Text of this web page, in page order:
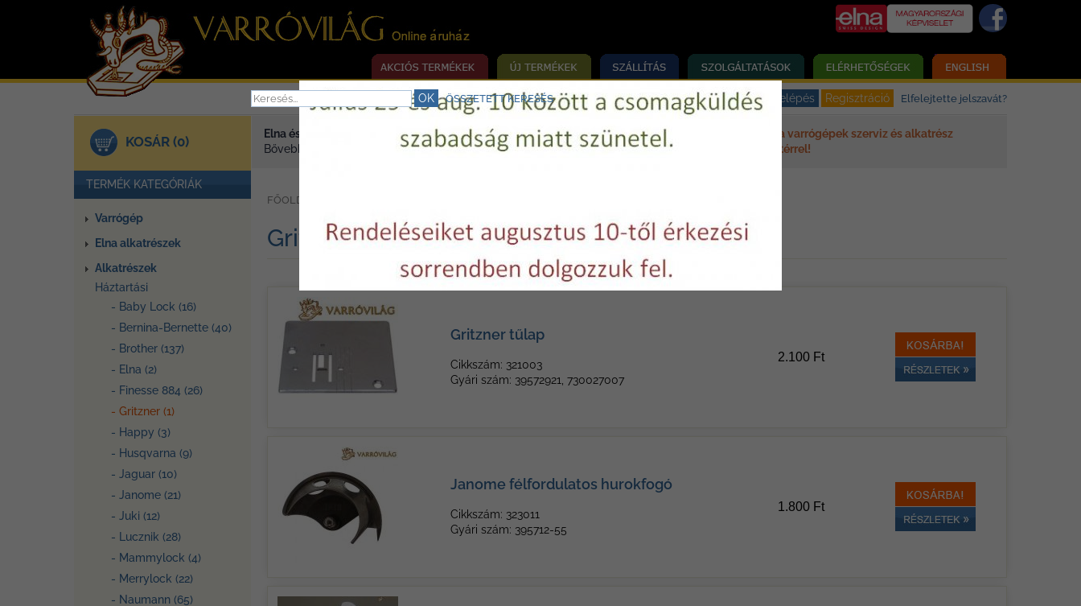
ÖSSZETETT KERESÉS Elfelejtette jelszavát?
KOSÁR (0)
TERMÉK KATEGÓRIÁK
Varrógép
Elna alkatrészek
Alkatrészek
Háztartási
- Baby Lock (16)
- Bernina-Bernette (40)
- Brother (137)
- Elna (2)
- Finesse 884 (26)
- Gritzner (1)
- Happy (3)
- Husqvarna (9)
- Jaguar (10)
- Janome (21)
- Juki (12)
- Lucznik (28)
- Mammylock (4)
- Merrylock (22)
- Naumann (65)
Elna és Janome varrógép szerviz.
Bővebben >
Telefon:+36 29 750977
E-mail:varrovilag@varrovilag.hu
Elna varrógépek szerviz és alkatrész
háttérrel!
FŐOLDAL
Gritzner
Gritzner tűlap
Cikkszám: 321003
Gyári szám: 39572921, 730027007
2.100 Ft
Janome félfordulatos hurokfogó
Cikkszám: 323011
Gyári szám: 395712-55
1.800 Ft